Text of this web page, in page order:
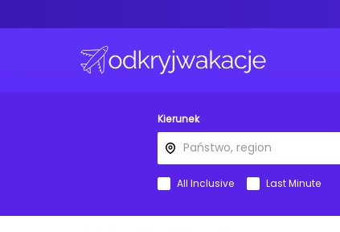
Kierunek
All Inclusive Last Minute